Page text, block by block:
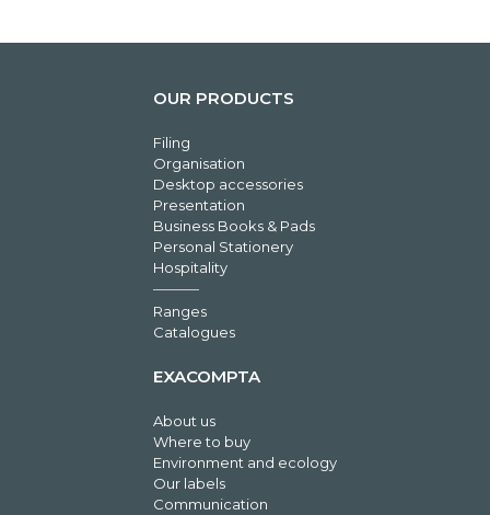
OUR PRODUCTS
Filing
Organisation
Desktop accessories
Presentation
Business Books & Pads
Personal Stationery
Hospitality
Ranges
Catalogues
EXACOMPTA
About us
Where to buy
Environment and ecology
Our labels
Communication